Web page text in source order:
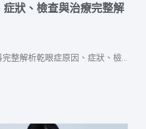
狀、檢查與治療完整解